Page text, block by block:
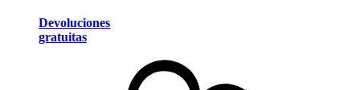
Devoluciones
gratuitas